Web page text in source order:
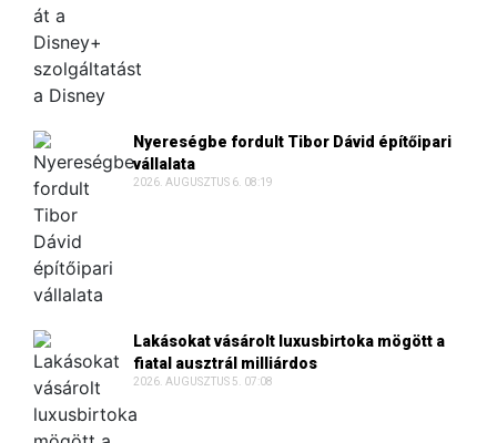
Nyereségbe fordult Tibor Dávid építőipari
vállalata
2026. AUGUSZTUS 6. 08:19
Lakásokat vásárolt luxusbirtoka mögött a
fiatal ausztrál milliárdos
2026. AUGUSZTUS 5. 07:08